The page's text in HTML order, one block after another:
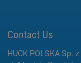
Contact Us
HUCK POLSKA Sp. z